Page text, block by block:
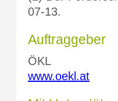
07-13.
Auftraggeber
ÖKL
www.oekl.at